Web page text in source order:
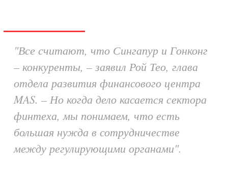
"Все считают, что Сингапур и Гонконг
– конкуренты, – заявил Рой Тео, глава
отдела развития финансового центра
MAS. – Но когда дело касается сектора
финтеха, мы понимаем, что есть
большая нужда в сотрудничестве
между регулирующими органами".